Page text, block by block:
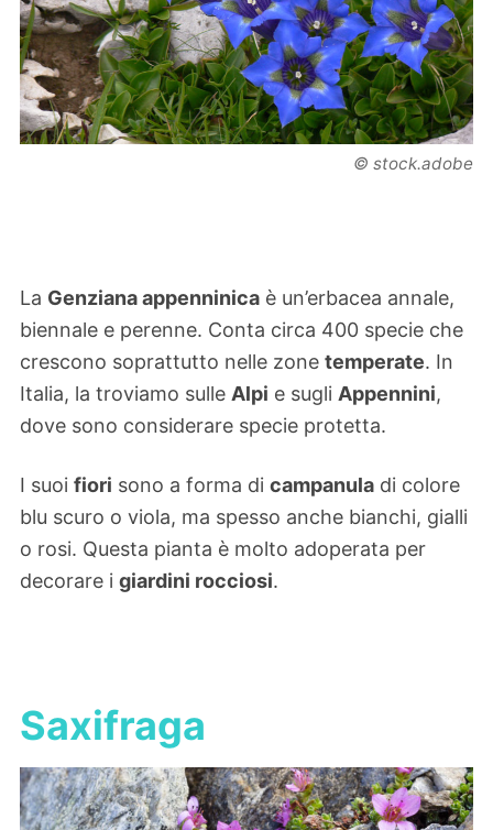
© stock.adobe
La Genziana appenninica è un’erbacea annale,
biennale e perenne. Conta circa 400 specie che
crescono soprattutto nelle zone temperate. In
Italia, la troviamo sulle Alpi e sugli Appennini,
dove sono considerare specie protetta.
I suoi fiori sono a forma di campanula di colore
blu scuro o viola, ma spesso anche bianchi, gialli
o rosi. Questa pianta è molto adoperata per
decorare i giardini rocciosi.
Saxifraga